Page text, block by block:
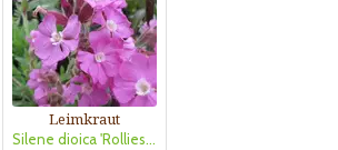
Leimkraut
Silene dioica 'Rollies Favorite'